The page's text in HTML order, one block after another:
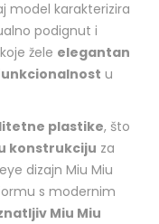
model karakterizira
podignut i
žele elegantan
u
plastike, što
konstrukciju za
dizajn Miu Miu
s modernim
Miu Miu